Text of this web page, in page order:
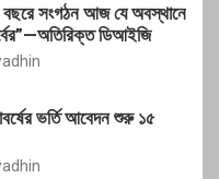
বছরে সংগঠন আজ যে অবস্থানে
ডিআইজি
ভর্তি আবেদন শুরু ১৫